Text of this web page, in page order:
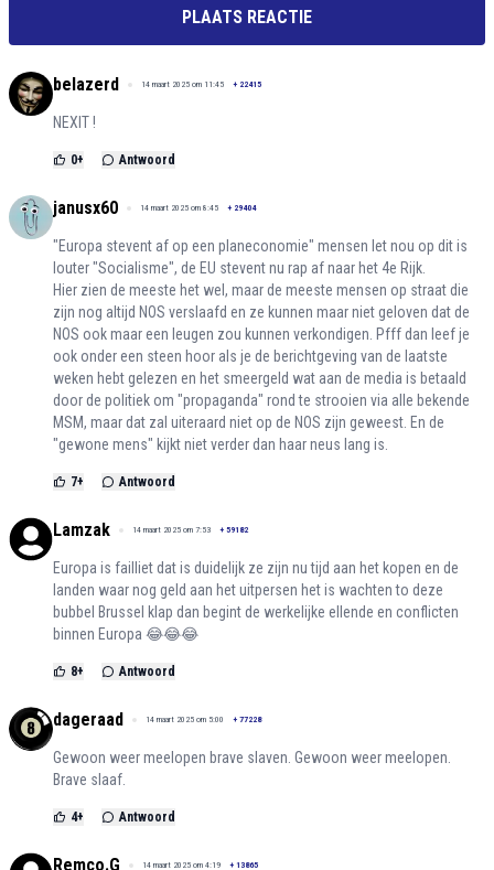
PLAATS REACTIE
belazerd 14 maart 2025 om 11:45 + 22415
NEXIT !
0+ Antwoord
janusx60 14 maart 2025 om 8:45 + 29404
"Europa stevent af op een planeconomie" mensen let nou op dit is
louter "Socialisme", de EU stevent nu rap af naar het 4e Rijk.
Hier zien de meeste het wel, maar de meeste mensen op straat die
zijn nog altijd NOS verslaafd en ze kunnen maar niet geloven dat de
NOS ook maar een leugen zou kunnen verkondigen. Pfff dan leef je
ook onder een steen hoor als je de berichtgeving van de laatste
weken hebt gelezen en het smeergeld wat aan de media is betaald
door de politiek om "propaganda" rond te strooien via alle bekende
MSM, maar dat zal uiteraard niet op de NOS zijn geweest. En de
"gewone mens" kijkt niet verder dan haar neus lang is.
7+ Antwoord
Lamzak 14 maart 2025 om 7:53 + 59182
Europa is failliet dat is duidelijk ze zijn nu tijd aan het kopen en de
landen waar nog geld aan het uitpersen het is wachten to deze
bubbel Brussel klap dan begint de werkelijke ellende en conflicten
binnen Europa 😂😂😂
8+ Antwoord
dageraad 14 maart 2025 om 5:00 + 77228
Gewoon weer meelopen brave slaven. Gewoon weer meelopen.
Brave slaaf.
4+ Antwoord
Remco.G 14 maart 2025 om 4:19 + 13865